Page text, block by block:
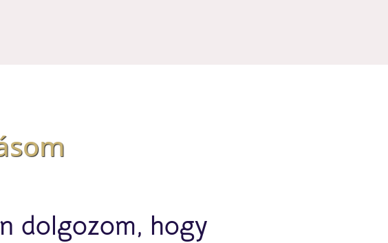
dolgozom, hogy